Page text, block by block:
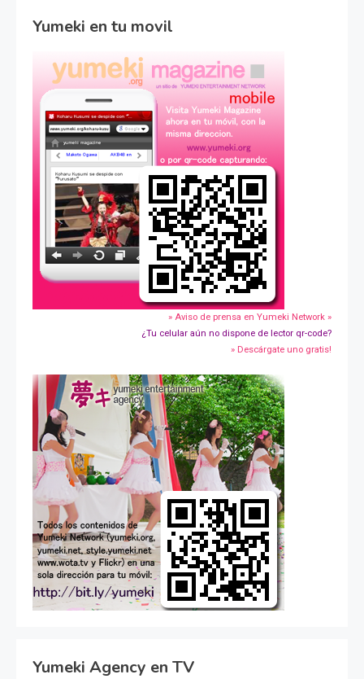
Yumeki en tu movil
» Aviso de prensa en Yumeki Network »
¿Tu celular aún no dispone de lector qr-code?
» Descárgate uno gratis!
Yumeki Agency en TV